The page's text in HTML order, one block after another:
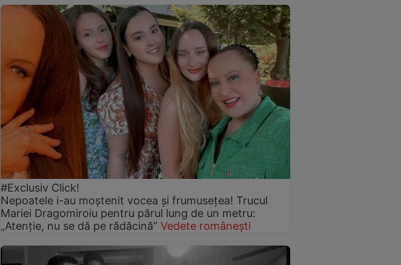
#Exclusiv Click!
Nepoatele i-au moștenit vocea și frumusețea! Trucul
Mariei Dragomiroiu pentru părul lung de un metru:
„Atenție, nu se dă pe rădăcină” Vedete românești